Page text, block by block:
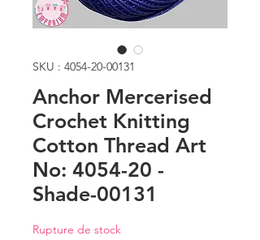
SKU : 4054-20-00131
Anchor Mercerised
Crochet Knitting
Cotton Thread Art
No: 4054-20 -
Shade-00131
Rupture de stock